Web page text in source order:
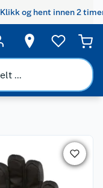
Klikk og hent innen 2